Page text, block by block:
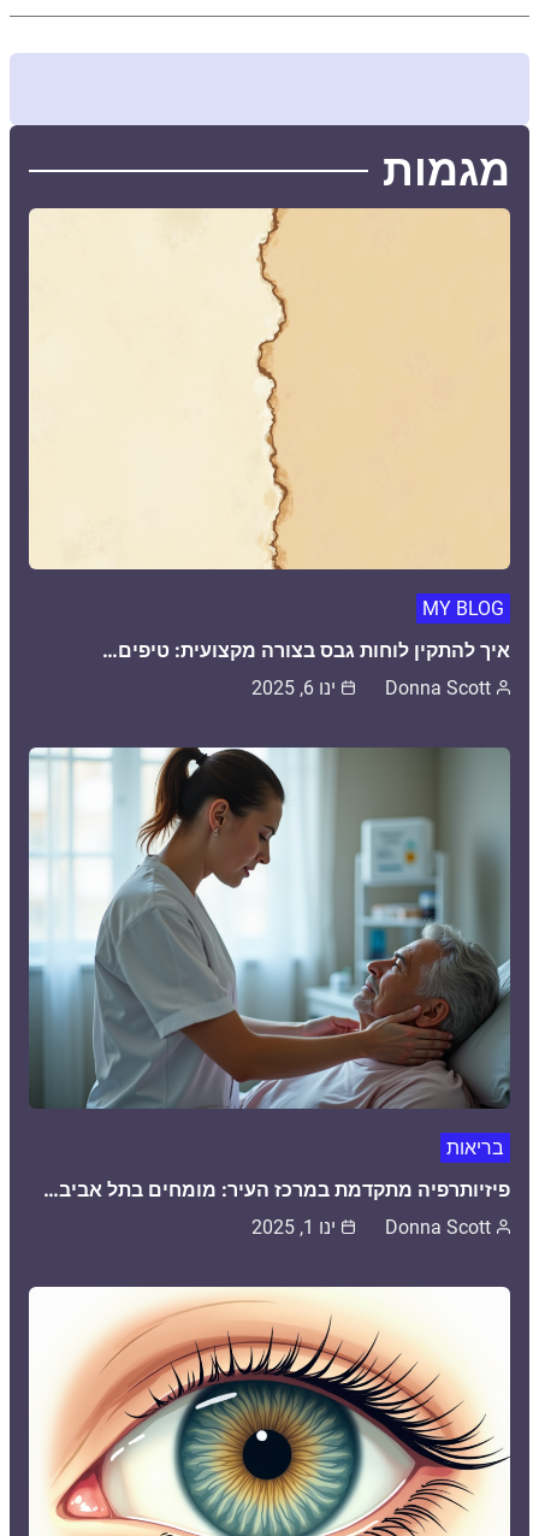
מגמות
MY BLOG
איך להתקין לוחות גבס בצורה מקצועית: טיפים…
Donna Scott ינו 6, 2025
בריאות
פיזיותרפיה מתקדמת במרכז העיר: מומחים בתל אביב…
Donna Scott ינו 1, 2025